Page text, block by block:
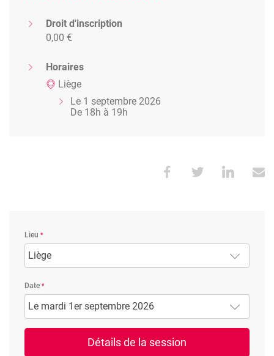
Droit d'inscription
0,00 €
Horaires
Liège
Le 1 septembre 2026
De 18h à 19h
Lieu
Liège
Date
Le mardi 1er septembre 2026